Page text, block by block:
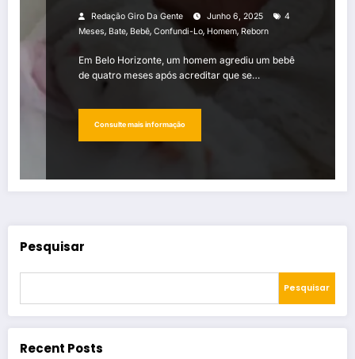
Redação Giro Da Gente Junho 6, 2025
4
Meses, Bate, Bebê, Confundi-Lo, Homem, Reborn
Em Belo Horizonte, um homem agrediu um bebê
de quatro meses após acreditar que se…
Consulte mais informação
Pesquisar
Pesquisar
Recent Posts